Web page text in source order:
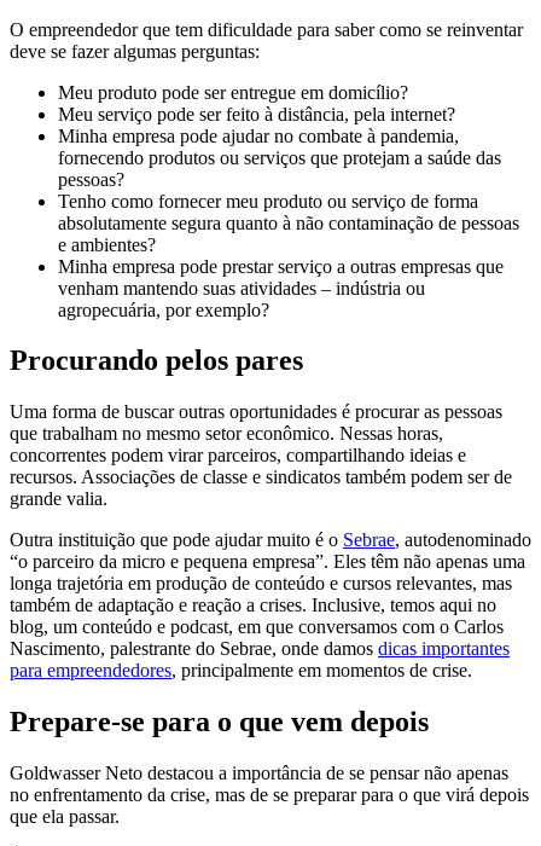
O empreendedor que tem dificuldade para saber como se reinventar
deve se fazer algumas perguntas:
Meu produto pode ser entregue em domicílio?
Meu serviço pode ser feito à distância, pela internet?
Minha empresa pode ajudar no combate à pandemia,
fornecendo produtos ou serviços que protejam a saúde das
pessoas?
Tenho como fornecer meu produto ou serviço de forma
absolutamente segura quanto à não contaminação de pessoas
e ambientes?
Minha empresa pode prestar serviço a outras empresas que
venham mantendo suas atividades – indústria ou
agropecuária, por exemplo?
Procurando pelos pares
Uma forma de buscar outras oportunidades é procurar as pessoas
que trabalham no mesmo setor econômico. Nessas horas,
concorrentes podem virar parceiros, compartilhando ideias e
recursos. Associações de classe e sindicatos também podem ser de
grande valia.
Outra instituição que pode ajudar muito é o Sebrae, autodenominado
“o parceiro da micro e pequena empresa”. Eles têm não apenas uma
longa trajetória em produção de conteúdo e cursos relevantes, mas
também de adaptação e reação a crises. Inclusive, temos aqui no
blog, um conteúdo e podcast, em que conversamos com o Carlos
Nascimento, palestrante do Sebrae, onde damos dicas importantes
para empreendedores, principalmente em momentos de crise.
Prepare-se para o que vem depois
Goldwasser Neto destacou a importância de se pensar não apenas
no enfrentamento da crise, mas de se preparar para o que virá depois
que ela passar.